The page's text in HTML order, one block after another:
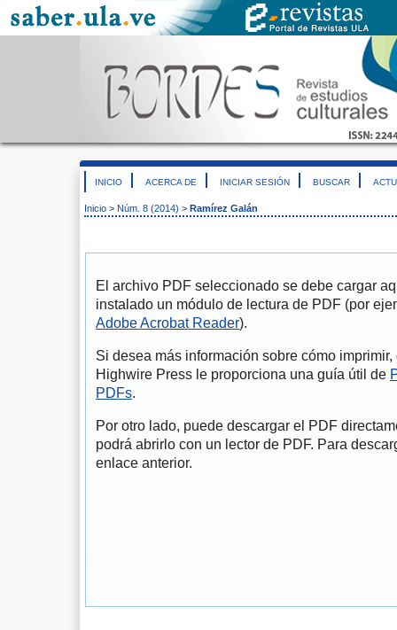
INICIO ACERCA DE INICIAR SESIÓN BUSCAR
Inicio > Núm. 8 (2014) > Ramírez Galán
El archivo PDF seleccionado se debe cargar
instalado un módulo de lectura de PDF (por
Adobe Acrobat Reader).
Si desea más información sobre cómo
Highwire Press le proporciona una guía útil de
PDFs.
Por otro lado, puede descargar el PDF
podrá abrirlo con un lector de PDF. Para
enlace anterior.